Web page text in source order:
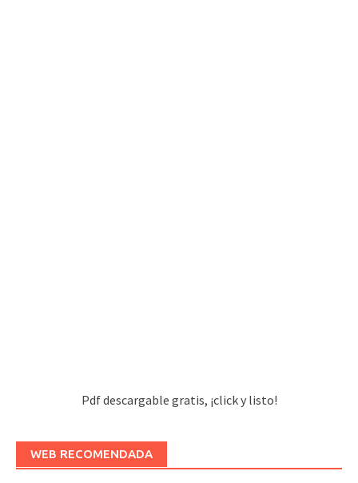
Pdf descargable gratis, ¡click y listo!
WEB RECOMENDADA